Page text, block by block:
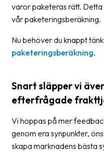
Kontakta
oss
villkor
Integritet
Förbjudet
och
farligt
varor paketeras rätt.
vår paketeringsberäkning.
Nu behöver du knappt
paketeringsberäkning.
Snart släpper vi
efterfrågade
Vi hoppas på mer
genom era synpunkter,
skapa marknadens bästa